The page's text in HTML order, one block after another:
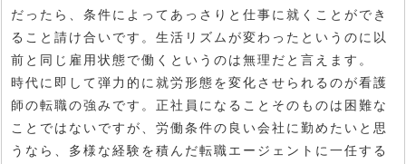
だったら、条件によってあっさりと仕事に就くことができ
ること請け合いです。生活リズムが変わったというのに以
前と同じ雇用状態で働くというのは無理だと言えます。
時代に即して弾力的に就労形態を変化させられるのが看護
師の転職の強みです。正社員になることそのものは困難な
ことではないですが、労働条件の良い会社に勤めたいと思
うなら、多様な経験を積んだ転職エージェントに一任する